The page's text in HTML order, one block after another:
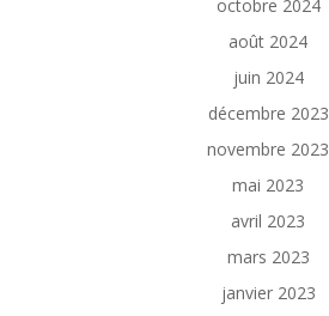
octobre 2024
août 2024
juin 2024
décembre 2023
novembre 2023
mai 2023
avril 2023
mars 2023
janvier 2023